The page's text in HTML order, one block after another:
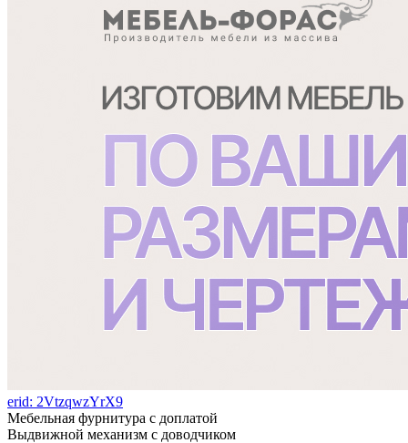
erid: 2VtzqwzYrX9
Мебельная фурнитура с доплатой
Выдвижной механизм с доводчиком